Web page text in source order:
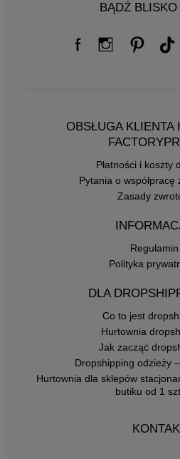
BĄDŹ
OBSŁUGA KLIENTA
Płatności i koszty
Pytania o współpracę
Zasady
Regulamin
Polityka
DLA
Co to jest
Hurtownia
Jak zacząć
Dropshipping odzieży
Hurtownia dla sklepów
butiku od 1